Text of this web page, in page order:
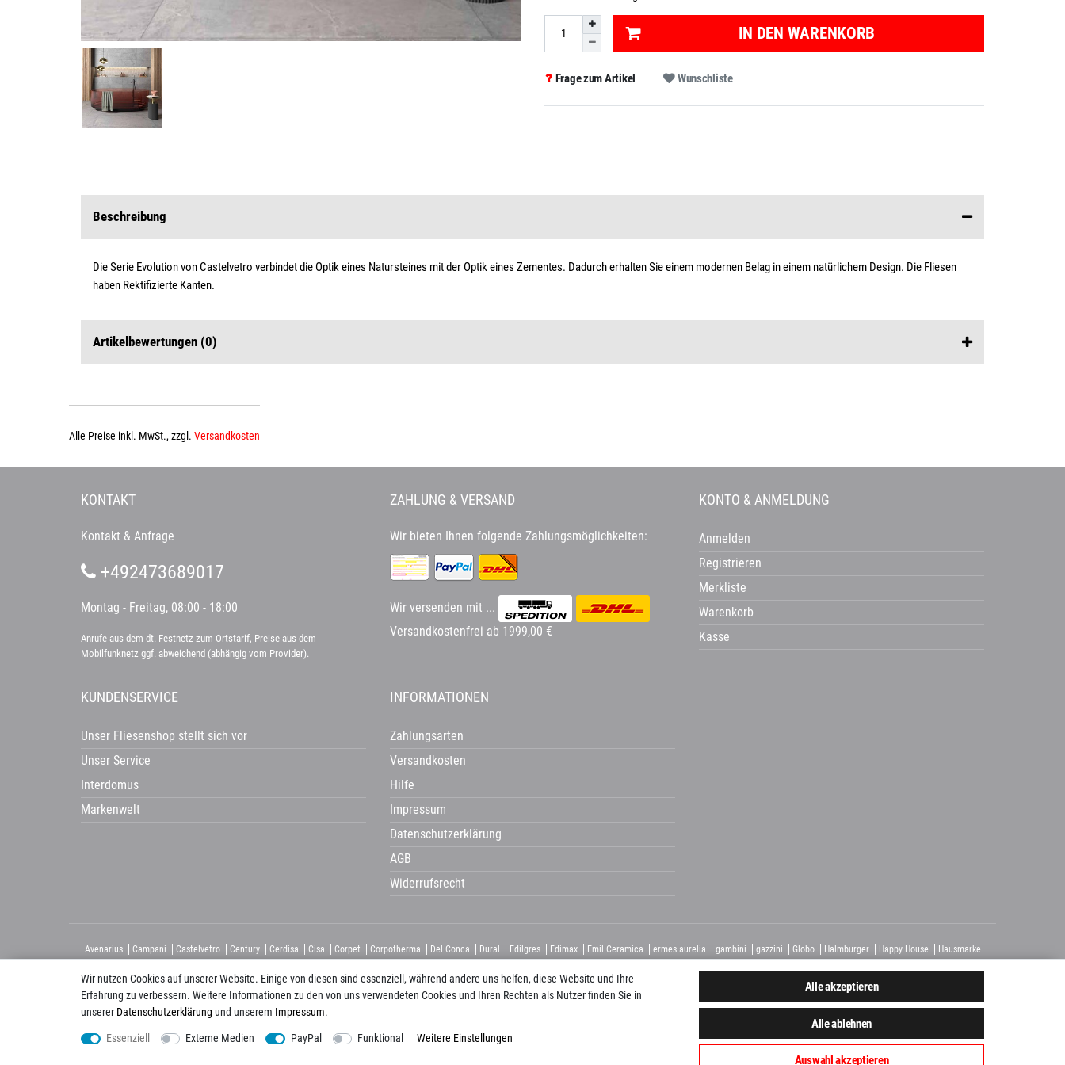
IN DEN WARENKORB
Frage zum Artikel Wunschliste
Beschreibung
Die Serie Evolution von Castelvetro verbindet die Optik eines Natursteines mit der Optik eines Zementes. Dadurch erhalten Sie einem modernen Belag in einem natürlichem Design. Die Fliesen
haben Rektifizierte Kanten.
Artikelbewertungen (0)
Alle Preise inkl. MwSt., zzgl. Versandkosten
Wir nutzen Cookies auf unserer Website. Einige von diesen sind essenziell, während andere uns helfen, diese Website und Ihre
Erfahrung zu verbessern. Weitere Informationen zu den von uns verwendeten Cookies und Ihren Rechten als Nutzer finden Sie in
unserer Daten­schutz­erklärung und unserem Impressum.
Essenziell Externe Medien PayPal Funktional Weitere Einstellungen
Alle akzeptieren
Alle ablehnen
Auswahl akzeptieren
KONTAKT
Kontakt & Anfrage
+492473689017
Montag - Freitag, 08:00 - 18:00
Anrufe aus dem dt. Festnetz zum Ortstarif, Preise aus dem
Mobilfunknetz ggf. abweichend (abhängig vom Provider).
ZAHLUNG & VERSAND
Wir bieten Ihnen folgende Zahlungsmöglichkeiten:
Wir versenden mit ...
Versandkostenfrei ab 1999,00 €
KONTO & ANMELDUNG
Anmelden
Registrieren
Merkliste
Warenkorb
Kasse
KUNDENSERVICE
Unser Fliesenshop stellt sich vor
Unser Service
Interdomus
Markenwelt
INFORMATIONEN
Zahlungsarten
Versandkosten
Hilfe
Impressum
Datenschutzerklärung
AGB
Widerrufsrecht
Avenarius Campani Castelvetro Century Cerdisa Cisa Corpet Corpotherma Del Conca Dural Edilgres Edimax Emil Ceramica ermes aurelia gambini gazzini Globo Halmburger Happy House
Hausmarke
Folgen Sie uns auch auf: